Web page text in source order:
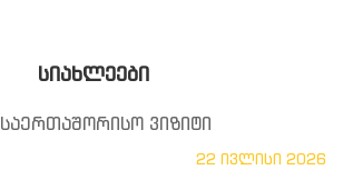
ᲡᲘᲐᲮᲚᲔᲔᲑᲘ
საერთაშორისო ვიზიტი
22 ივლისი 2026